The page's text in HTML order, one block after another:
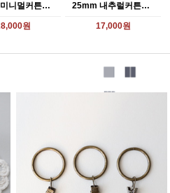
25mm 미니멀커튼봉(3color)
원
25mm 내추럴커튼봉(4color)
17,000원